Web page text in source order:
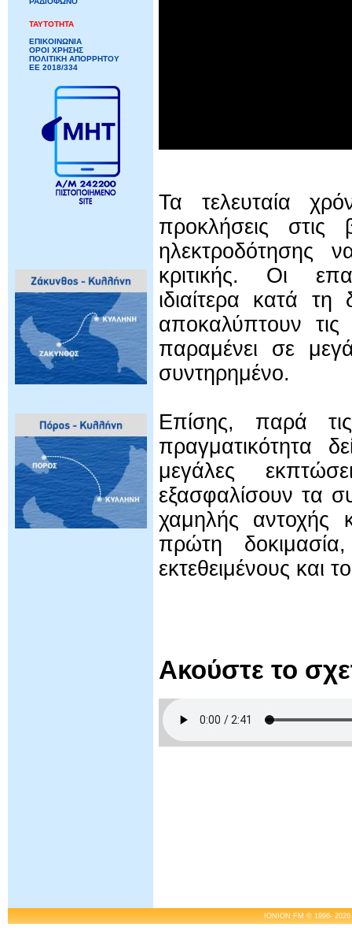
ΤΑΥΤΟΤΗΤΑ
ΕΠΙΚΟΙΝΩΝΙΑ
ΟΡΟΙ ΧΡΗΣΗΣ
ΠΟΛΙΤΙΚΗ ΑΠΟΡΡΗΤΟΥ
ΕΕ 2018/334
Τα τελευταία
προκλήσεις
ηλεκτροδότησης
κριτικής. Οι
ιδιαίτερα κατά τη
αποκαλύπτουν τις
παραμένει σε
συντηρημένο.
Επίσης, παρά
πραγματικότητα
μεγάλες
εξασφαλίσουν τα
χαμηλής αντοχής
πρώτη
εκτεθειμένους και
Ακούστε το
IONION FM © 1996-